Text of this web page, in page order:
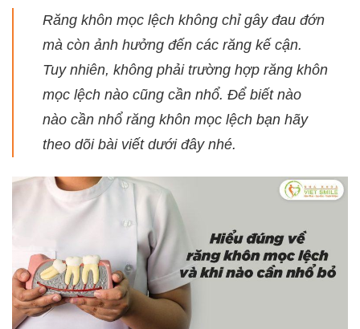
Răng khôn mọc lệch không chỉ gây đau đớn
mà còn ảnh hưởng đến các răng kế cận.
Tuy nhiên, không phải trường hợp răng khôn
mọc lệch nào cũng cần nhổ. Để biết nào
nào cần nhổ răng khôn mọc lệch bạn hãy
theo dõi bài viết dưới đây nhé.